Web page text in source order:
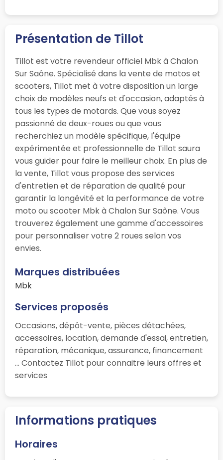
Présentation de Tillot
Tillot est votre revendeur officiel Mbk à Chalon
Sur Saône. Spécialisé dans la vente de motos et
scooters, Tillot met à votre disposition un large
choix de modèles neufs et d'occasion, adaptés à
tous les types de motards. Que vous soyez
passionné de deux-roues ou que vous
recherchiez un modèle spécifique, l'équipe
expérimentée et professionnelle de Tillot saura
vous guider pour faire le meilleur choix. En plus de
la vente, Tillot vous propose des services
d'entretien et de réparation de qualité pour
garantir la longévité et la performance de votre
moto ou scooter Mbk à Chalon Sur Saône. Vous
trouverez également une gamme d'accessoires
pour personnaliser votre 2 roues selon vos
envies.
Marques distribuées
Mbk
Services proposés
Occasions, dépôt-vente, pièces détachées,
accessoires, location, demande d'essai, entretien,
réparation, mécanique, assurance, financement
... Contactez Tillot pour connaitre leurs offres et
services
Informations pratiques
Horaires